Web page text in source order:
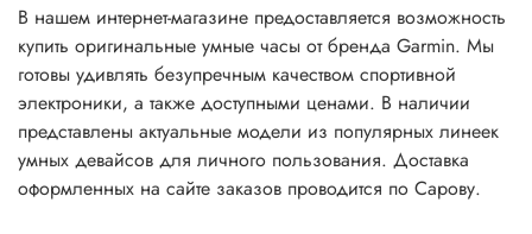
В нашем интернет-магазине предоставляется возможность
купить оригинальные умные часы от бренда Garmin. Мы
готовы удивлять безупречным качеством спортивной
электроники, а также доступными ценами. В наличии
представлены актуальные модели из популярных линеек
умных девайсов для личного пользования. Доставка
оформленных на сайте заказов проводится по Сарову.